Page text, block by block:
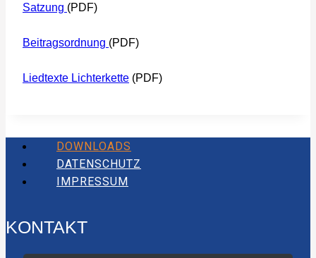
Satzung (PDF)
Beitragsordnung (PDF)
Liedtexte Lichterkette (PDF)
DOWNLOADS
DATENSCHUTZ
IMPRESSUM
KONTAKT